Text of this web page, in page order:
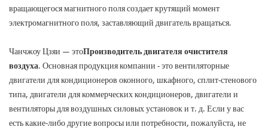
вращающегося магнитного поля создает крутящий момент
электромагнитного поля, заставляющий двигатель вращаться.
Чанчжоу Цзяи — этоПроизводитель двигателя очистителя
воздуха. Основная продукция компании - это вентиляторные
двигатели для кондиционеров оконного, шкафного, сплит-стенового
типа, двигатели для коммерческих кондиционеров, двигатели и
вентиляторы для воздушных силовых установок и т. д. Если у вас
есть какие-либо другие вопросы или потребности, пожалуйста, не